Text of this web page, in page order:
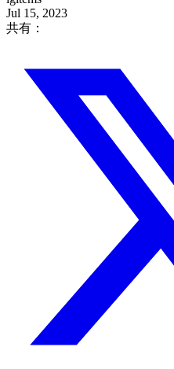
Jul 15, 2023
共有：